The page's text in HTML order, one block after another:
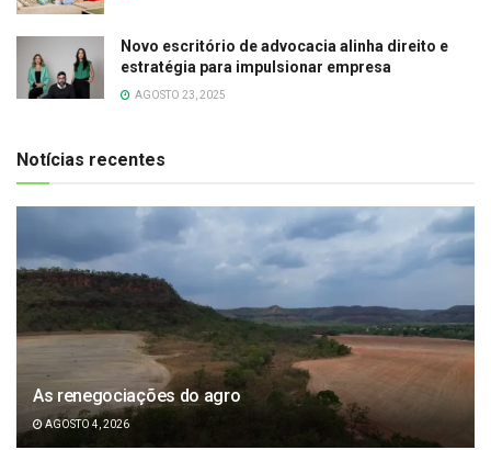
Novo escritório de advocacia alinha direito e
estratégia para impulsionar empresa
AGOSTO 23, 2025
Notícias recentes
As renegociações do agro
AGOSTO 4, 2026